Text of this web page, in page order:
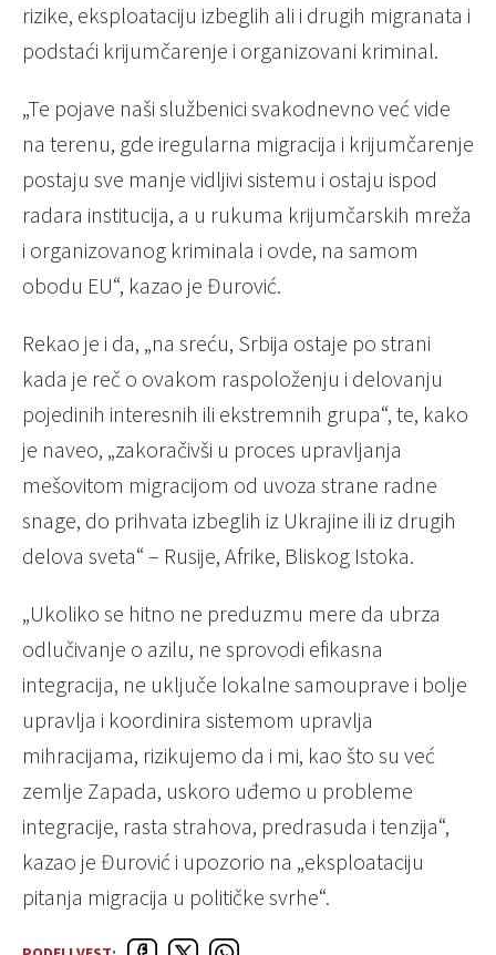
rizike, eksploataciju izbeglih ali i drugih migranata i
podstaći krijumčarenje i organizovani kriminal.
„Te pojave naši službenici svakodnevno već vide
na terenu, gde iregularna migracija i krijumčarenje
postaju sve manje vidljivi sistemu i ostaju ispod
radara institucija, a u rukuma krijumčarskih mreža
i organizovanog kriminala i ovde, na samom
obodu EU“, kazao je Đurović.
Rekao je i da, „na sreću, Srbija ostaje po strani
kada je reč o ovakom raspoloženju i delovanju
pojedinih interesnih ili ekstremnih grupa“, te, kako
je naveo, „zakoračivši u proces upravljanja
mešovitom migracijom od uvoza strane radne
snage, do prihvata izbeglih iz Ukrajine ili iz drugih
delova sveta“ – Rusije, Afrike, Bliskog Istoka.
„Ukoliko se hitno ne preduzmu mere da ubrza
odlučivanje o azilu, ne sprovodi efikasna
integracija, ne uključe lokalne samouprave i bolje
upravlja i koordinira sistemom upravlja
mihracijama, rizikujemo da i mi, kao što su već
zemlje Zapada, uskoro uđemo u probleme
integracije, rasta strahova, predrasuda i tenzija“,
kazao je Đurović i upozorio na „eksploataciju
pitanja migracija u političke svrhe“.